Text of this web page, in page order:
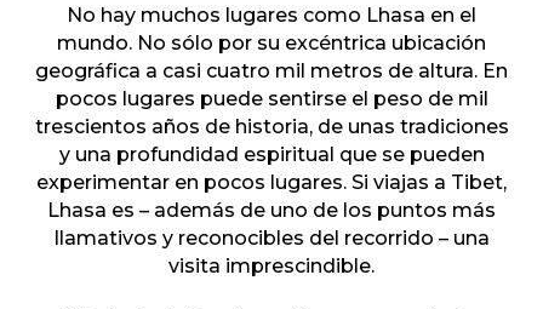
No hay muchos lugares como Lhasa en el
mundo. No sólo por su excéntrica ubicación
geográfica a casi cuatro mil metros de altura. En
pocos lugares puede sentirse el peso de mil
trescientos años de historia, de unas tradiciones
y una profundidad espiritual que se pueden
experimentar en pocos lugares. Si viajas a Tibet,
Lhasa es – además de uno de los puntos más
llamativos y reconocibles del recorrido – una
visita imprescindible.